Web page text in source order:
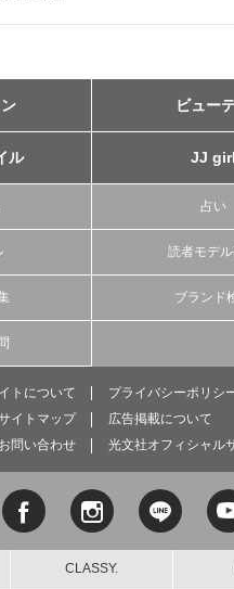
ビュー
ル JJ girl
占い
読者モデ
ブランド
トについて
プライバシーポリシ
イトマップ
広告掲載について
お問い合わせ
光文社オフィシャル
CLASSY.